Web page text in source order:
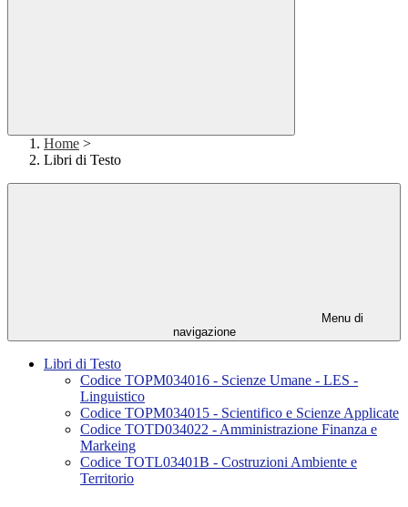
Home >
Libri di Testo
Menu di
navigazione
Libri di Testo
Codice TOPM034016 - Scienze Umane - LES -
Linguistico
Codice TOPM034015 - Scientifico e Scienze Applicate
Codice TOTD034022 - Amministrazione Finanza e
Markeing
Codice TOTL03401B - Costruzioni Ambiente e
Territorio